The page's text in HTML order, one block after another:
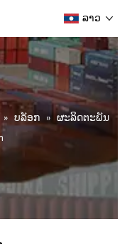
ລາວ
» ບລັອກ » ຜະລິດຕະພັນ